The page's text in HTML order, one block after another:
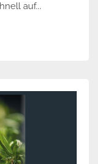
auf...